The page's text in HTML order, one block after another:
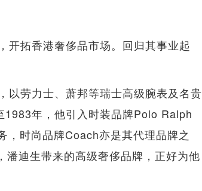
开拓香港奢侈品市场。回归其事业起
以劳力士、萧邦等瑞士高级腕表及名贵
年，他引入时装品牌Polo Ralph
，时尚品牌Coach亦是其代理品牌之
迪生带来的高级奢侈品牌，正好为他